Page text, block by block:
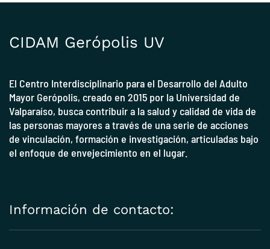
CIDAM Gerópolis UV
El Centro Interdisciplinario para el Desarrollo del Adulto
Mayor Gerópolis, creado en 2015 por la Universidad de
Valparaíso, busca contribuir a la salud y calidad de vida de
las personas mayores a través de una serie de acciones
de vinculación, formación e investigación, articuladas bajo
el enfoque de envejecimiento en el lugar.
Información de contacto: